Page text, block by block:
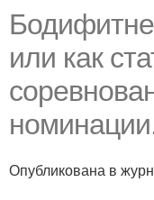
или как
Опубликована в